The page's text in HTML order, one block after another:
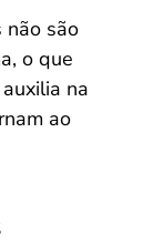
não são
o que
na
ao